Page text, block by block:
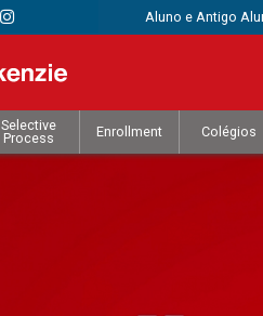
Aluno e Antigo
Selective
Process
Enrollment Colégios